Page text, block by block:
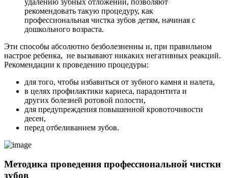
рекомендовать такую процедуру, как
профессиональная чистка зубов детям, начиная с
дошкольного возраста.
Эти способы абсолютно безболезненны и, при правильном
настрое ребенка, не вызывают никаких негативных реакций.
Рекомендации к проведению процедуры:
для того, чтобы избавиться от зубного камня и налета,
в целях профилактики кариеса, парадонтита и
других болезней ротовой полости,
для предупреждения повышенной кровоточивости
десен,
перед отбеливанием зубов.
Методика проведения профессиональной чистки
зубов